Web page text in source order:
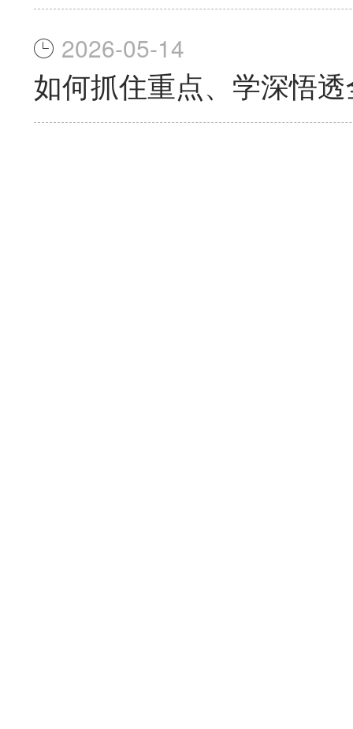
2026-05-14
如何抓住重点、学深悟